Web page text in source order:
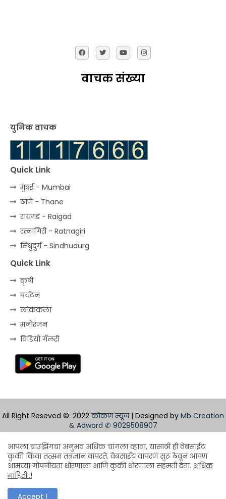
वाचक संख्या
युनिक वाचक
Quick Link
मुंबई - Mumbai
ठाणे - Thane
रायगड - Raigad
रत्‍नागिरी - Ratnagiri
सिंधुदुर्ग - Sindhudurg
Quick Link
कृषी
पर्यटन
लोककला
मनोरंजन
विडियो गॅलरी
All Right Reseved ©. 2022कोकण न्यूज | Designed by Mb Creation
& Adword ✆ 9029508907
Home
About Contact us
Privacy Policy
Design by -Blogger Templates| Distributed by
आपला ब्राउझिंगचा अनुभव अधिक चांगला व्हावा, यासाठी ही वेबसाईट
कुकी किंवा तत्सम तंत्रज्ञान वापरते. वेबसाईट वापरणं सुरू ठेवून आपण
आमच्या गोपनीयता धोरणाला आणि कुकी धोरणाला सहमती देता. अधिक
माहिती..!
Accept !